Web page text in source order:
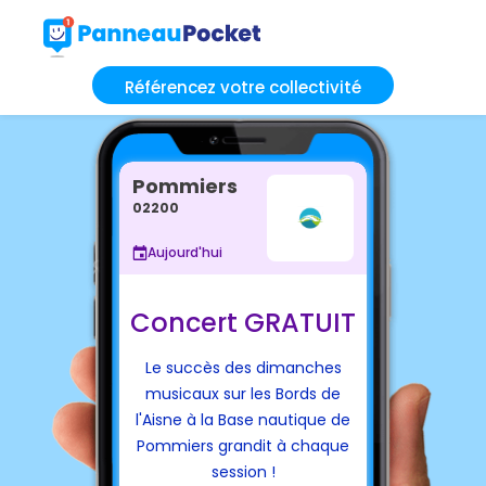
Référencez votre collectivité
Pommiers
02200
Aujourd'hui
Concert GRATUIT
Le succès des dimanches
musicaux sur les Bords de
l'Aisne à la Base nautique de
Pommiers grandit à chaque
session !